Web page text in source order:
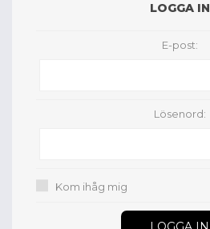
LOGGA IN
E-post:
Lösenord:
Kom ihåg mig